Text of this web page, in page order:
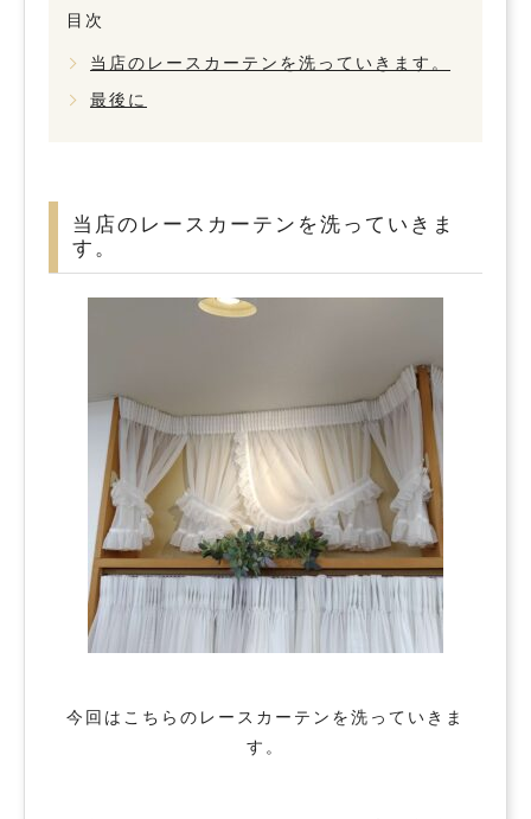
目次
当店のレースカーテンを洗っていきます。
最後に
当店のレースカーテンを洗っていきま
す。
今回はこちらのレースカーテンを洗っていきま
す。